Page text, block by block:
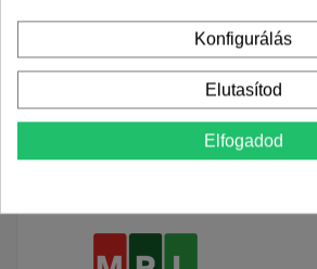
Garancia 0 hónap
Szállítással kapcsolatos
Partnereink
Konfigurálás
Elutasítod
Elfogadod